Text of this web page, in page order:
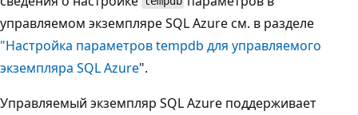
управляемом экземпляре SQL Azure см. в разделе
"Настройка параметров tempdb для управляемого
экземпляра SQL Azure".
Управляемый экземпляр SQL Azure поддерживает